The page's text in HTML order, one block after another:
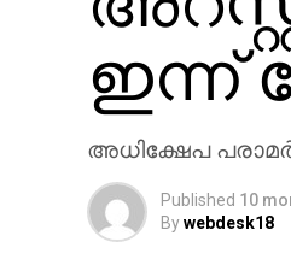
ഇന്ന്
അധിക്ഷേപ
Published 10
Bywebdesk18